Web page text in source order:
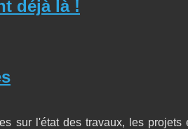
déjà là !
sur l'état des travaux, les projets